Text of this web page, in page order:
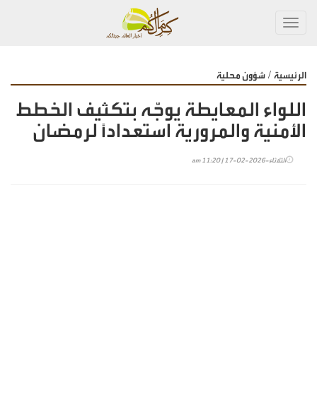
الرئيسية / شؤون محلية
اللواء المعايطة يوجّه بتكثيف الخطط
الأمنية والمرورية استعداداً لرمضان
الثلاثاء-2026-02-17 | 11:20 am